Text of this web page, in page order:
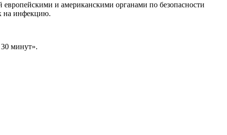
и американскими органами по безопасности
на инфекцию.
30 минут».